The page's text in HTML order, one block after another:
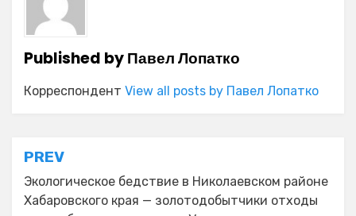
Published byПавел Лопатко
Корреспондент View all posts by Павел Лопатко
Навигация
по
PREV
Экологическое бедствие в Николаевском районе
Хабаровского края — золотодобытчики отходы